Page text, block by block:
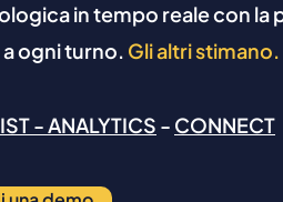
in tempo reale con la
ogni turno. Gli altri
-ANALYTICS - CONNECT